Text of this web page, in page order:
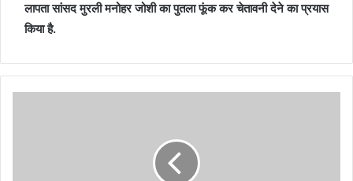
लापता सांसद मुरली मनोहर जोशी का पुतला फूंक कर चेतावनी देने का प्रयास
किया है.